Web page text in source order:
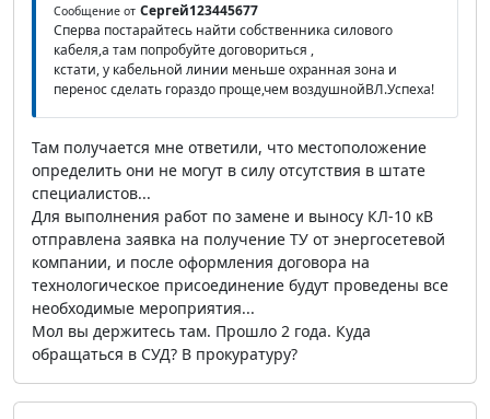
Сообщение от Сергей123445677
Сперва постарайтесь найти собственника силового
кабеля,а там попробуйте договориться ,
кстати, у кабельной линии меньше охранная зона и
перенос сделать гораздо проще,чем воздушнойВЛ.Успеха!
Там получается мне ответили, что местоположение
определить они не могут в силу отсутствия в штате
специалистов...
Для выполнения работ по замене и выносу КЛ-10 кВ
отправлена заявка на получение ТУ от энергосетевой
компании, и после оформления договора на
технологическое присоединение будут проведены все
необходимые мероприятия...
Мол вы держитесь там. Прошло 2 года. Куда
обращаться в СУД? В прокуратуру?